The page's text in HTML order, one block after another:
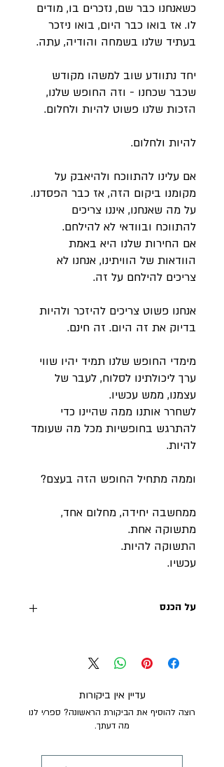
כשאנחנו כבר שם, נזכרים בו, מודים
לו. אז בואו כבר היום, בואו ניזכר
בעתיד שלנו בשמחה והודיה, עתה.
יחד נתוודע שוב למשהו מקודש
שכבר שכחנו - וזה החופש שלנו,
הזכות שלנו פשוט להיות ולחלום.
להיות ולחלום.
אם עלינו להתווכח ולהיאבק על
מקומנו ביקום הזה, אז כבר הפסדנו.
על מה שאנחנו, איננו צריכים
להתווכח ובוודאי לא להילחם.
אם החירות שלנו היא באמת
הוודאות של הוויתינו, אנחנו לא
צריכים להילחם על זה.
אנחנו פשוט צריכים להיזכר ולהיות
בדיוק את זה היום. זה חינם.
מימדי החופש שלנו תמיד יהיו שווי
ערך ליכולתינו לסלוח, לעבר של
עצמנו, ממש עכשיו.
לשחרר אותנו ממה שהיינו כדי
להתרגש בחופשיות מכל מה שעומד
להיות.
וממה מתחיל החופש הזה בעצם?
ממחשבה יחידה, מחלום אחד,
מתשוקה אחת.
התשוקה להיות.
עכשיו.
על הכנס
ההקלטה ערוכה וחתוכה להרצאות והמדיטציות
מוזמנים ומוזמנות להצטרף למסע לעולם חדש
עדיין אין ביקורות
רוצה להוסיף את הביקורת הראשונה? ספר/י לנו
מה דעתך.